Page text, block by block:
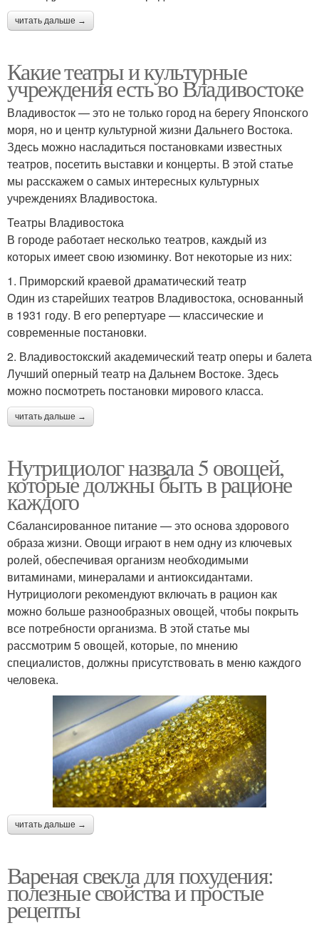
читать дальше →
Какие театры и культурные
учреждения есть во Владивостоке
Владивосток — это не только город на берегу Японского
моря, но и центр культурной жизни Дальнего Востока.
Здесь можно насладиться постановками известных
театров, посетить выставки и концерты. В этой статье
мы расскажем о самых интересных культурных
учреждениях Владивостока.
Театры Владивостока
В городе работает несколько театров, каждый из
которых имеет свою изюминку. Вот некоторые из них:
1. Приморский краевой драматический театр
Один из старейших театров Владивостока, основанный
в 1931 году. В его репертуаре — классические и
современные постановки.
2. Владивостокский академический театр оперы и балета
Лучший оперный театр на Дальнем Востоке. Здесь
можно посмотреть постановки мирового класса.
читать дальше →
Нутрициолог назвала 5 овощей,
которые должны быть в рационе
каждого
Сбалансированное питание — это основа здорового
образа жизни. Овощи играют в нем одну из ключевых
ролей, обеспечивая организм необходимыми
витаминами, минералами и антиоксидантами.
Нутрициологи рекомендуют включать в рацион как
можно больше разнообразных овощей, чтобы покрыть
все потребности организма. В этой статье мы
рассмотрим 5 овощей, которые, по мнению
специалистов, должны присутствовать в меню каждого
человека.
читать дальше →
Вареная свекла для похудения:
полезные свойства и простые
рецепты